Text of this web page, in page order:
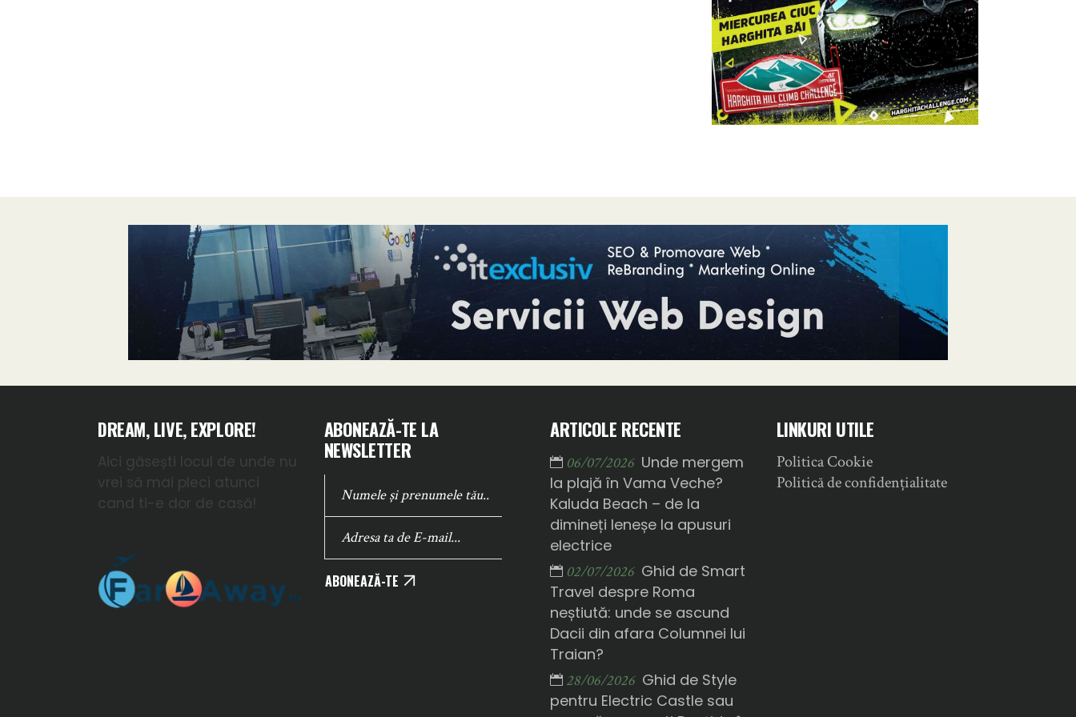
DREAM, LIVE, EXPLORE!
Aici găsești locul de unde nu
vrei să mai pleci atunci
cand ti-e dor de casă!
ABONEAZĂ-TE LA
NEWSLETTER
ABONEAZĂ-TE
ARTICOLE RECENTE
06/07/2026 Unde mergem
la plajă în Vama Veche?
Kaluda Beach – de la
dimineți leneșe la apusuri
electrice
02/07/2026 Ghid de Smart
Travel despre Roma
neștiută: unde se ascund
Dacii din afara Columnei lui
Traian?
28/06/2026 Ghid de Style
pentru Electric Castle sau
LINKURI UTILE
Politica Cookie
Politică de confidențialitate